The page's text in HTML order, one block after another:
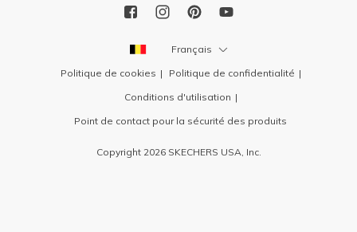
Français
Politique de cookies
Politique de confidentialité
Conditions d'utilisation
Point de contact pour la sécurité des produits
Copyright 2026 SKECHERS USA, Inc.